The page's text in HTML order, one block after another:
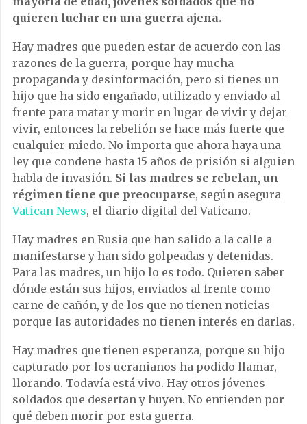
quieren luchar en una guerra ajena.
Hay madres que pueden estar de acuerdo con las
razones de la guerra, porque hay mucha
propaganda y desinformación, pero si tienes un
hijo que ha sido engañado, utilizado y enviado al
frente para matar y morir en lugar de vivir y dejar
vivir, entonces la rebelión se hace más fuerte que
cualquier miedo. No importa que ahora haya una
ley que condene hasta 15 años de prisión si alguien
habla de invasión. Si las madres se rebelan, un
régimen tiene que preocuparse, según asegura
Vatican News, el diario digital del Vaticano.
Hay madres en Rusia que han salido a la calle a
manifestarse y han sido golpeadas y detenidas.
Para las madres, un hijo lo es todo. Quieren saber
dónde están sus hijos, enviados al frente como
carne de cañón, y de los que no tienen noticias
porque las autoridades no tienen interés en darlas.
Hay madres que tienen esperanza, porque su hijo
capturado por los ucranianos ha podido llamar,
llorando. Todavía está vivo. Hay otros jóvenes
soldados que desertan y huyen. No entienden por
qué deben morir por esta guerra.